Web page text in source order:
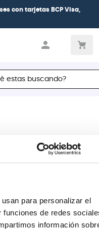
para personalizar el
de redes
información
con tarjetas BCP Visa,
buscando?